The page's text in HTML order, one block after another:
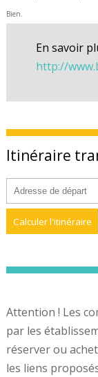
Bien.
En savoir
http://
Itinéraire
Attention ! Les
par les
réserver ou
les liens